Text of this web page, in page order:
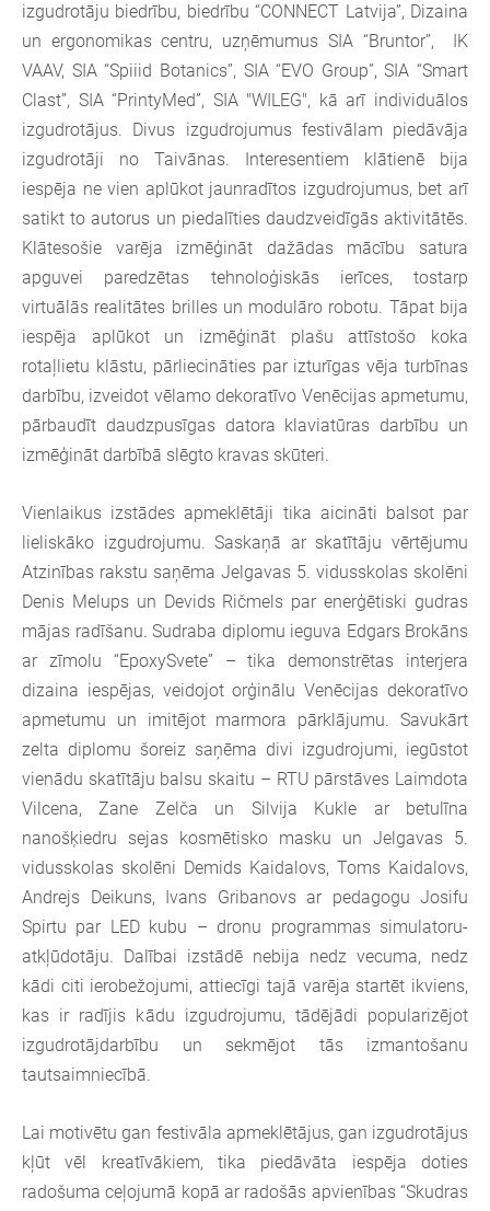
izgudrotāju biedrību, biedrību “CONNECT Latvija”, Dizaina
un ergonomikas centru, uzņēmumus SIA “Bruntor”, IK
VAAV, SIA “Spiiid Botanics”, SIA “EVO Group”, SIA “Smart
Clast”, SIA “PrintyMed”, SIA "WILEG", kā arī individuālos
izgudrotājus. Divus izgudrojumus festivālam piedāvāja
izgudrotāji no Taivānas. Interesentiem klātienē bija
iespēja ne vien aplūkot jaunradītos izgudrojumus, bet arī
satikt to autorus un piedalīties daudzveidīgās aktivitātēs.
Klātesošie varēja izmēģināt dažādas mācību satura
apguvei paredzētas tehnoloģiskās ierīces, tostarp
virtuālās realitātes brilles un modulāro robotu. Tāpat bija
iespēja aplūkot un izmēģināt plašu attīstošo koka
rotaļlietu klāstu, pārliecināties par izturīgas vēja turbīnas
darbību, izveidot vēlamo dekoratīvo Venēcijas apmetumu,
pārbaudīt daudzpusīgas datora klaviatūras darbību un
izmēģināt darbībā slēgto kravas skūteri.
Vienlaikus izstādes apmeklētāji tika aicināti balsot par
lieliskāko izgudrojumu. Saskaņā ar skatītāju vērtējumu
Atzinības rakstu saņēma Jelgavas 5. vidusskolas skolēni
Denis Melups un Devids Ričmels par enerģētiski gudras
mājas radīšanu. Sudraba diplomu ieguva Edgars Brokāns
ar zīmolu “EpoxySvete” – tika demonstrētas interjera
dizaina iespējas, veidojot orģinālu Venēcijas dekoratīvo
apmetumu un imitējot marmora pārklājumu. Savukārt
zelta diplomu šoreiz saņēma divi izgudrojumi, iegūstot
vienādu skatītāju balsu skaitu – RTU pārstāves Laimdota
Vilcena, Zane Zelča un Silvija Kukle ar betulīna
nanošķiedru sejas kosmētisko masku un Jelgavas 5.
vidusskolas skolēni Demids Kaidalovs, Toms Kaidalovs,
Andrejs Deikuns, Ivans Gribanovs ar pedagogu Josifu
Spirtu par LED kubu – dronu programmas simulatoru-
atkļūdotāju. Dalībai izstādē nebija nedz vecuma, nedz
kādi citi ierobežojumi, attiecīgi tajā varēja startēt ikviens,
kas ir radījis kādu izgudrojumu, tādējādi popularizējot
izgudrotājdarbību un sekmējot tās izmantošanu
tautsaimniecībā.
Lai motivētu gan festivāla apmeklētājus, gan izgudrotājus
kļūt vēl kreatīvākiem, tika piedāvāta iespēja doties
radošuma ceļojumā kopā ar radošās apvienības “Skudras